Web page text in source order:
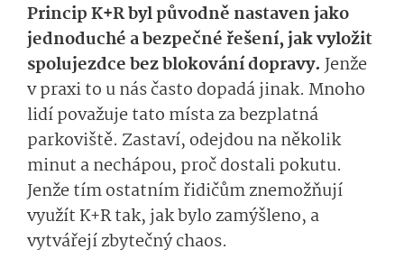
Princip K+R byl původně nastaven jako
jednoduché a bezpečné řešení, jak vyložit
spolujezdce bez blokování dopravy.Jenže
v praxi to u nás často dopadá jinak. Mnoho
lidí považuje tato místa za bezplatná
parkoviště. Zastaví, odejdou na několik
minut a nechápou, proč dostali pokutu.
Jenže tím ostatním řidičům znemožňují
využít K+R tak, jak bylo zamýšleno, a
vytvářejí zbytečný chaos.